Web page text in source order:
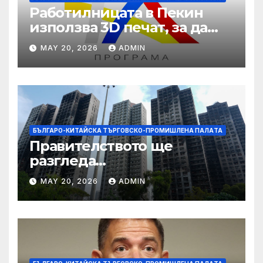
Работилницата в Пекин
използва 3D печат, за да
даде възможност на
работниците с увреждания
MAY 20, 2026 ADMIN
БЪЛГАРО-КИТАЙСКА ТЪРГОВСКО-ПРОМИШЛЕНА ПАЛAТА
Правителството ще
разгледа
застрахователните
претенции на Wang Fuk
Court по план за обратно
изкупуване: Хоп
MAY 20, 2026 ADMIN